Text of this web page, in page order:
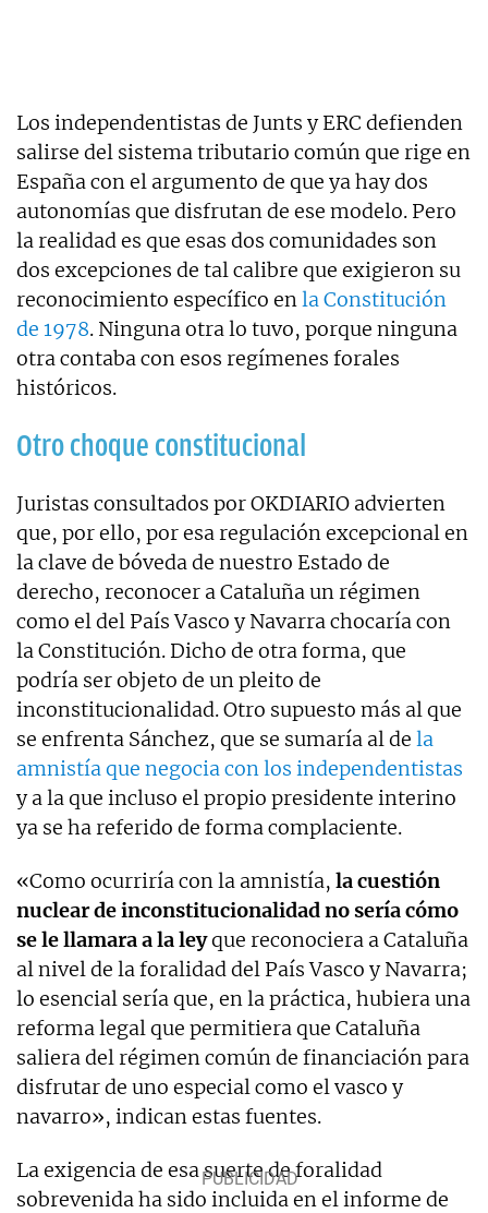
Los independentistas de Junts y ERC defienden
salirse del sistema tributario común que rige en
España con el argumento de que ya hay dos
autonomías que disfrutan de ese modelo. Pero
la realidad es que esas dos comunidades son
dos excepciones de tal calibre que exigieron su
reconocimiento específico enla Constitución
de 1978. Ninguna otra lo tuvo, porque ninguna
otra contaba con esos regímenes forales
históricos.
Otro choque constitucional
Juristas consultados por OKDIARIO advierten
que, por ello, por esa regulación excepcional en
la clave de bóveda de nuestro Estado de
derecho, reconocer a Cataluña un régimen
como el del País Vasco y Navarra chocaría con
la Constitución. Dicho de otra forma, que
podría ser objeto de un pleito de
inconstitucionalidad. Otro supuesto más al que
se enfrenta Sánchez, que se sumaría al de la
amnistía que negocia con los independentistas
y a la que incluso el propio presidente interino
ya se ha referido de forma complaciente.
«Como ocurriría con la amnistía, la cuestión
nuclear de inconstitucionalidad no sería cómo
se le llamara a la leyque reconociera a Cataluña
al nivel de la foralidad del País Vasco y Navarra;
lo esencial sería que, en la práctica, hubiera una
reforma legal que permitiera que Cataluña
saliera del régimen común de financiación para
disfrutar de uno especial como el vasco y
navarro», indican estas fuentes.
La exigencia de esa suerte de foralidad
sobrevenida ha sido incluida en el informe de